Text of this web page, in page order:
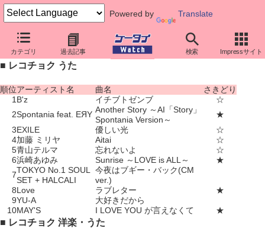
Powered by Translate
カテゴリ 過去記事 検索 Impressサイト
着うた人気ランキング（8月3日～8月9日）
■ レコチョク うた
順位アーティスト名 曲名
さきどり
1 B'z イチブトゼンブ
☆
2Spontania feat. EЯY Another Story ～AI「Story」
Spontania Version～
★
3EXILE 優しい光
☆
4加藤 ミリヤ Aitai
☆
5青山テルマ 忘れないよ
☆
6浜崎あゆみ Sunrise ～LOVE is ALL～
★
7TOKYO No.1 SOUL
SET + HALCALI
今夜はブギー・バック(CM
ver.)
8Love ラブレター
★
9YU-A
大好きだから
10MAY'S I LOVE YOU が言えなくて ★
■ レコチョク 洋楽・うた